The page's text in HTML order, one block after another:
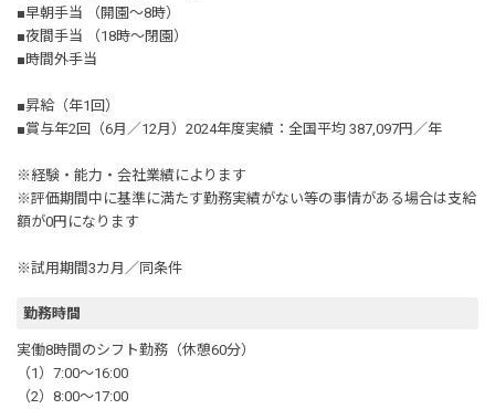
■早朝手当 （開園～8時）
■夜間手当 （18時～閉園）
■時間外手当
■昇給（年1回）
■賞与年2回（6月／12月）2024年度実績：全国平均 387,097円／年
※経験・能力・会社業績によります
※評価期間中に基準に満たす勤務実績がない等の事情がある場合は支給
額が0円になります
※試用期間3カ月／同条件
勤務時間
実働8時間のシフト勤務（休憩60分）
（1）7:00～16:00
（2）8:00～17:00